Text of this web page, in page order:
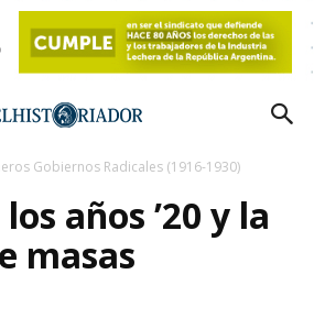
Gobiernos Radicales (1916-1930)
años ’20 y la
masas